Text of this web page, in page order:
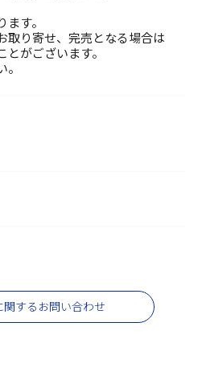
す。
取り寄せ、完売となる場合は
がございます。
関するお問い合わせ